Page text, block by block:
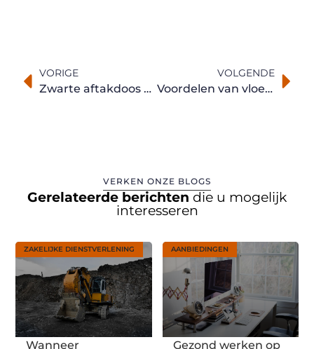
VORIGE
Zwarte aftakdoos correct plaatsen in professionele installaties
VOLGENDE
Voordelen van vloertegels van 60×60 cm
VERKEN ONZE BLOGS
Gerelateerde berichten die u mogelijk
interesseren
ZAKELIJKE DIENSTVERLENING
Wanneer
AANBIEDINGEN
Gezond werken op